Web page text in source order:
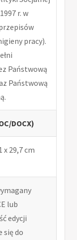
r. w
pracy).
Państwową
Państwową
DOCX)
x 29,7 cm
lub
edycji
się do